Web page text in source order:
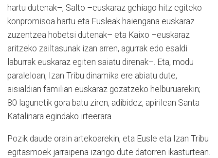
hartu dutenak–, Salto –euskaraz gehiago hitz egiteko
konpromisoa hartu eta Eusleak haiengana euskaraz
zuzentzea hobetsi dutenak– eta Kaixo –euskaraz
aritzeko zailtasunak izan arren, agurrak edo esaldi
laburrak euskaraz egiten saiatu direnak–. Eta, modu
paraleloan, Izan Tribu dinamika ere abiatu dute,
aisialdian familian euskaraz gozatzeko helburuarekin;
80 lagunetik gora batu ziren, adibidez, apirilean Santa
Katalinara egindako irteerara.
Pozik daude orain artekoarekin, eta Eusle eta Izan Tribu
egitasmoek jarraipena izango dute datorren ikasturtean.